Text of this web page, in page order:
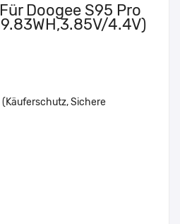
Doogee S95 Pro
4.4V)
(Käuferschutz, Sichere